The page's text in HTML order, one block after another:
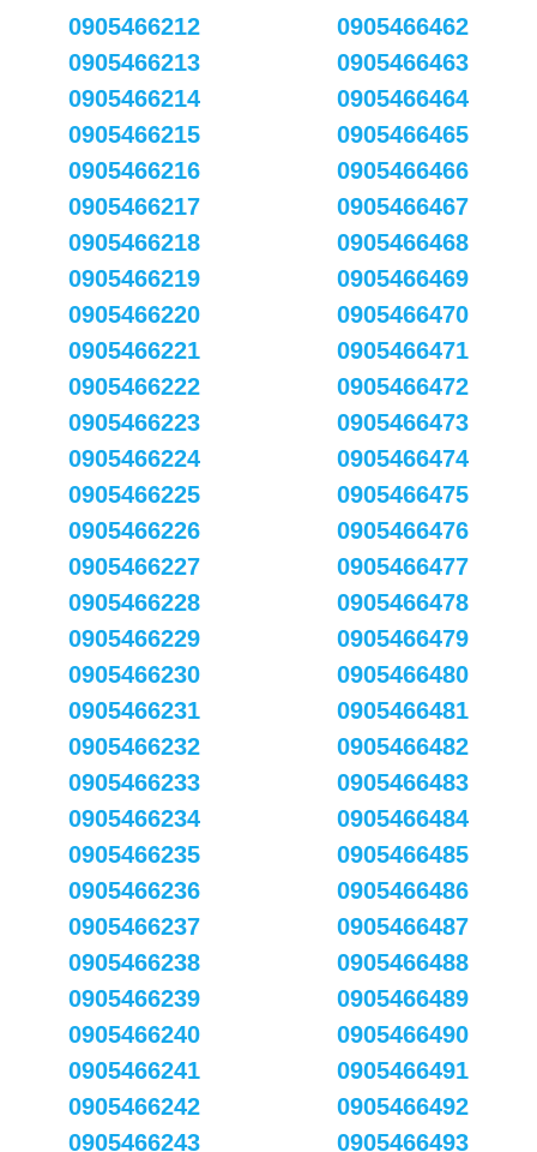
0905466212
0905466213
0905466214
0905466215
0905466216
0905466217
0905466218
0905466219
0905466220
0905466221
0905466222
0905466223
0905466224
0905466225
0905466226
0905466227
0905466228
0905466229
0905466230
0905466231
0905466232
0905466233
0905466234
0905466235
0905466236
0905466237
0905466238
0905466239
0905466240
0905466241
0905466242
0905466243
0905466462
0905466463
0905466464
0905466465
0905466466
0905466467
0905466468
0905466469
0905466470
0905466471
0905466472
0905466473
0905466474
0905466475
0905466476
0905466477
0905466478
0905466479
0905466480
0905466481
0905466482
0905466483
0905466484
0905466485
0905466486
0905466487
0905466488
0905466489
0905466490
0905466491
0905466492
0905466493